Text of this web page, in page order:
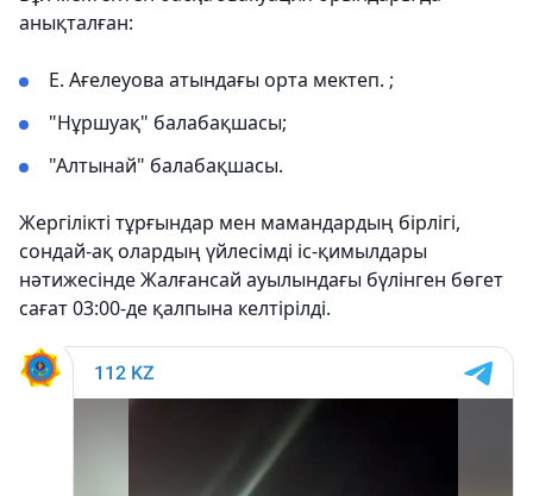
анықталған:
Е. Ағелеуова атындағы орта мектеп. ;
"Нұршуақ" балабақшасы;
"Алтынай" балабақшасы.
Жергілікті тұрғындар мен мамандардың бірлігі,
сондай-ақ олардың үйлесімді іс-қимылдары
нәтижесінде Жалғансай ауылындағы бүлінген бөгет
сағат 03:00-де қалпына келтірілді.